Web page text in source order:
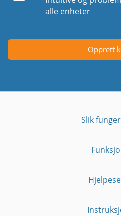
alle enheter
Opprett
Slik